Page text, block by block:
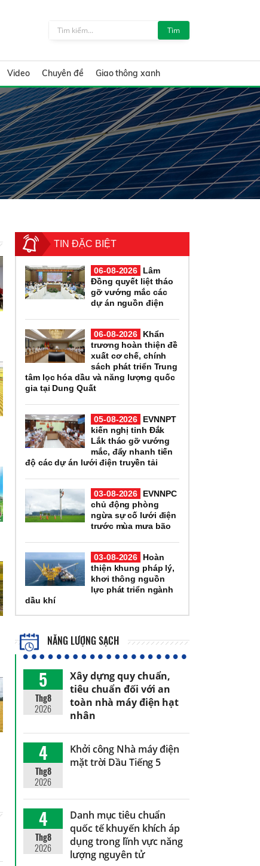
Tìm
Video Chuyên đề Giao thông xanh
TIN ĐẶC BIỆT
06-08-2026
Lâm
Đồng quyết liệt tháo
gỡ vướng mắc các
dự án nguồn điện
06-08-2026
Khẩn
trương hoàn thiện đề
xuất cơ chế, chính
sách phát triển Trung
tâm lọc hóa dầu và năng lượng quốc
gia tại Dung Quất
05-08-2026
EVNNPT
kiến nghị tỉnh Đắk
Lắk tháo gỡ vướng
mắc, đẩy nhanh tiến
độ các dự án lưới điện truyền tải
03-08-2026
EVNNPC
chủ động phòng
ngừa sự cố lưới điện
trước mùa mưa bão
03-08-2026
Hoàn
thiện khung pháp lý,
khơi thông nguồn
lực phát triển ngành
dầu khí
NĂNG LƯỢNG SẠCH
5
Thg8
2026
Xây dựng quy chuẩn,
tiêu chuẩn đối với an
toàn nhà máy điện hạt
nhân
4
Thg8
2026
Khởi công Nhà máy điện
mặt trời Dầu Tiếng 5
4
Thg8
2026
Danh mục tiêu chuẩn
quốc tế khuyến khích áp
dụng trong lĩnh vực năng
lượng nguyên tử